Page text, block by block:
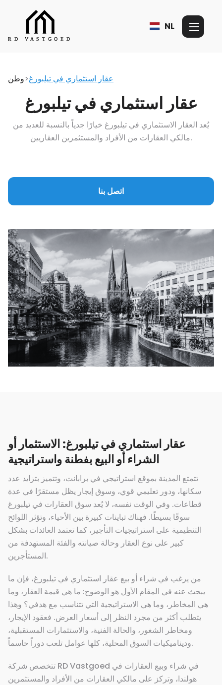
NL
وطن>عقار استثماري في تيلبورغ
عقار استثماري في تيلبورغ
يُعد العقار الاستثماري في تيلبورغ خيارًا جدياً بالنسبة للعديد من
مالكي العقارات من الأفراد والمستثمرين العقاريين.
اتصل بنا
عقار استثماري في تيلبورغ: الاستثمار أو
الشراء أو البيع بفطنة واستراتيجية
تتمتع المدينة بموقع استراتيجي في برابانت، وتتميز بتزايد عدد
سكانها، ودور تعليمي قوي، وسوق إيجار يظل مستقرًا في عدة
قطاعات. وفي الوقت نفسه، لا يُعد سوق العقارات في تيلبورغ
سوقًا بسيطًا. فهناك تباينات كبيرة بين الأحياء، وتؤثر اللوائح
التنظيمية على استراتيجيات التأجير، كما تعتمد العائدات بشكل
كبير على نوع العقار وحالة صيانته والفئة المستهدفة من
المستأجرين.
من يرغب في شراء أو بيع عقار استثماري في تيلبورغ، فإن ما
يبحث عنه في المقام الأول هو الوضوح: ما هي قيمة العقار، وما
هي المخاطر، وما هي الاستراتيجية التي تتناسب مع هدفي؟ وهذا
يتطلب أكثر من مجرد النظر إلى أسعار العرض. فعقود الإيجار،
ومخاطر الشغور، والحالة الفنية، والاستثمارات المستقبلية،
وديناميكيات السوق المحلية، كلها عوامل تلعب دوراً حاسماً.
تتخصص شركة RD Vastgoed في شراء وبيع العقارات في
هولندا، وتركز على مالكي العقارات من الأفراد والمستثمرين